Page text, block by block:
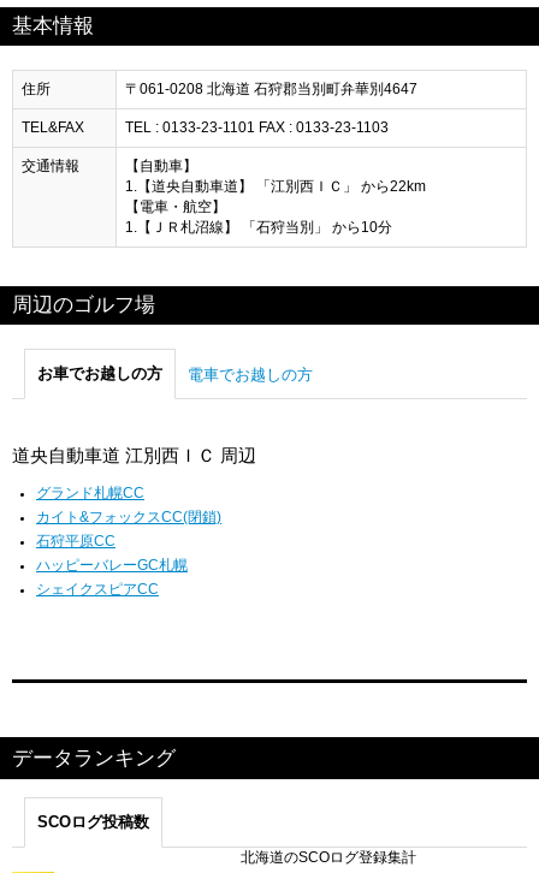
基本情報
住所 〒061-0208 北海道 石狩郡当別町弁華別4647
TEL&FAX TEL : 0133-23-1101 FAX : 0133-23-1103
交通情報
【自動車】
1.【道央自動車道】 「江別西ＩＣ」 から22km
【電車・航空】
1.【ＪＲ札沼線】 「石狩当別」 から10分
周辺のゴルフ場
お車でお越しの方 電車でお越しの方
道央自動車道 江別西ＩＣ 周辺
グランド札幌CC
カイト&フォックスCC(閉鎖)
石狩平原CC
ハッピーバレーGC札幌
シェイクスピアCC
データランキング
SCOログ投稿数
北海道のSCOログ登録集計